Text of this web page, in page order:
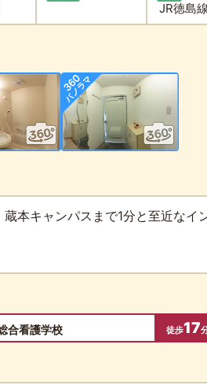
JR徳島
本キャンパスまで1分と至近なイ
合看護学校 徒歩17